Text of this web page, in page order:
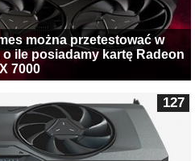
można przetestować w
ile posiadamy kartę Radeon
7000
127